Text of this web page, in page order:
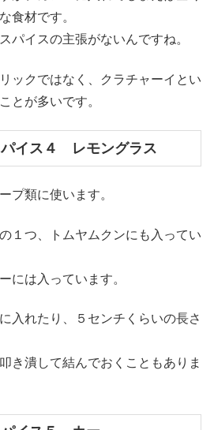
食材です。
パイスの主張がないんですね。
ックではなく、クラチャーイとい
とが多いです。
パイス４ レモングラス
プ類に使います。
１つ、トムヤムクンにも入ってい
には入っています。
入れたり、５センチくらいの長さ
き潰して結んでおくこともありま